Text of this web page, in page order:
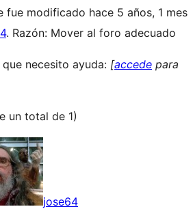
fue modificado hace 5 años, 1 mes
. Razón: Mover al foro adecuado
necesito ayuda: [accede para
un total de 1)
jose64